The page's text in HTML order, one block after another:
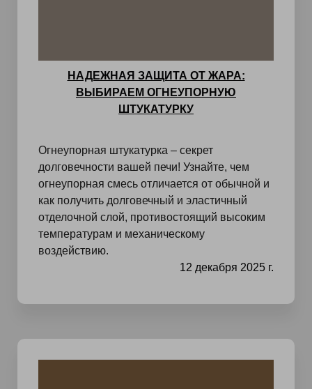
НАДЕЖНАЯ ЗАЩИТА ОТ ЖАРА:
ВЫБИРАЕМ ОГНЕУПОРНУЮ
ШТУКАТУРКУ
Огнеупорная штукатурка – секрет
долговечности вашей печи! Узнайте, чем
огнеупорная смесь отличается от обычной и
как получить долговечный и эластичный
отделочной слой, противостоящий высоким
температурам и механическому
воздействию.
12 декабря 2025 г.